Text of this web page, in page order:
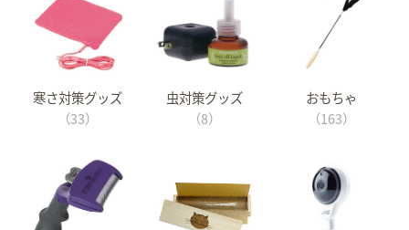
寒さ対策グッズ
（33）
虫対策グッズ
（8）
おもちゃ
（163）